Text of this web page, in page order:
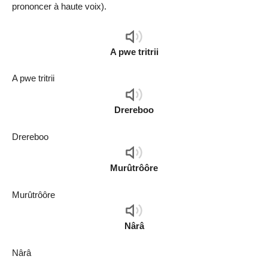
prononcer à haute voix).
Audio
Player
A pwe tritrii
A pwe tritrii
Audio
Player
Drereboo
Drereboo
Audio
Player
Murûtrôôre
Murûtrôôre
Audio
Player
Nârâ
Nârâ